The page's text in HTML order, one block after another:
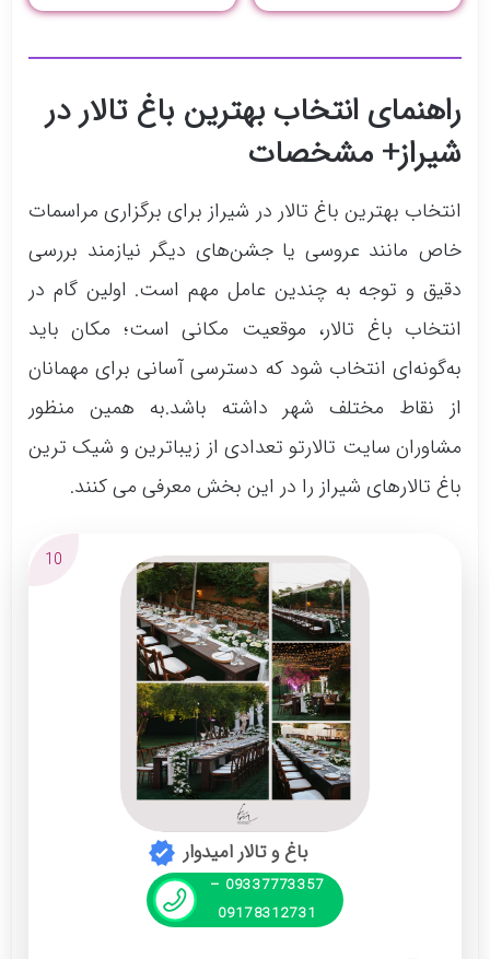
راهنمای انتخاب بهترین باغ تالار در
شیراز+ مشخصات
انتخاب بهترین باغ تالار در شیراز برای برگزاری مراسمات
خاص مانند عروسی یا جشن‌های دیگر نیازمند بررسی
دقیق و توجه به چندین عامل مهم است. اولین گام در
انتخاب باغ تالار، موقعیت مکانی است؛ مکان باید
به‌گونه‌ای انتخاب شود که دسترسی آسانی برای مهمانان
از نقاط مختلف شهر داشته باشد.به همین منظور
مشاوران سایت تالارتو تعدادی از زیباترین و شیک ترین
باغ تالارهای شیراز را در این بخش معرفی می کنند.
10
باغ و تالار امیدوار
09337773357 –
09178312731